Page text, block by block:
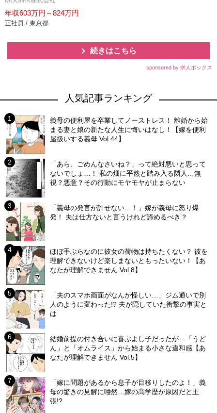
年収603万円～824万円
正社員 / 東京都
続きはこちら
sponsored by 求人ボックス
人気記事ランキング
義母の便利屋を卒業してノーストレス！ 離婚から始
まる妻と娘の新たな人生に悔いはなし！【嫁を便利
屋扱いする義母 Vol.44】
「あら、ごめんなさいね？」って絶対悪いと思って
ないでしょ…！ 私の畑に平然と踏み入る隣人…無
視？悪意？その行動にモヤモヤが止まらない
「義母の発言が許せない…！」嫁が義母に怒り爆
発！ 夫は仕方ないと言うけれど諦めるべき？
ほぼ手ぶらなのに彼女の荷物は持ちたくない？ 彼を
理解できないけど楽しまないともったいない！【あ
なたが理解できません Vol.8】
「夫のスマホ画面がなんか怪しい…」ジム通いで別
人のように変わった!? 夫が隠していた衝撃の事実と
は
結婚前提の付き合いに喜ぶよし子だったが…「うど
ん」と「オムライス」から始まる小さな違和感【あ
なたが理解できません Vol.5】
「嫁に問題があるから息子が目移りしたのよ！」義
母の驚きの見解に唖然…嫁の高学歴が原因だと主
張!?